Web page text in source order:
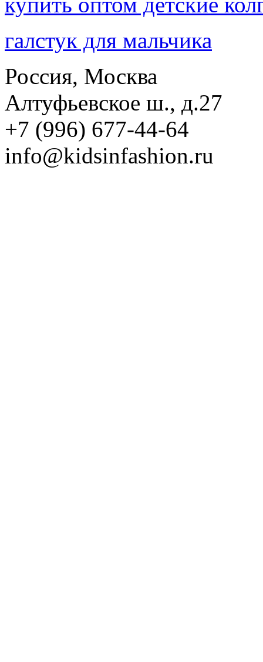
галстук для мальчика
Россия, Москва
Алтуфьевское ш., д.27
+7 (996) 677-44-64
info@kidsinfashion.ru